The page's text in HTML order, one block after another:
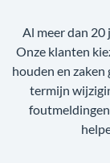
Al meer dan
Onze klanten
houden en
termijn